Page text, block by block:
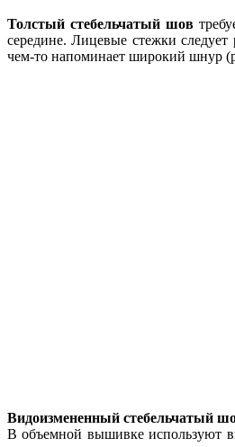
Толстый стебельчатый шов
середине. Лицевые стежки
чем-то напоминает широкий шнур
Видоизмененный стебельчатый
В объемной вышивке используют